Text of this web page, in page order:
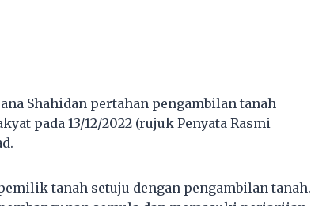
Shahidan pertahan pengambilan tanah
pada 13/12/2022 (rujuk Penyata Rasmi
tanah setuju dengan pengambilan tanah.